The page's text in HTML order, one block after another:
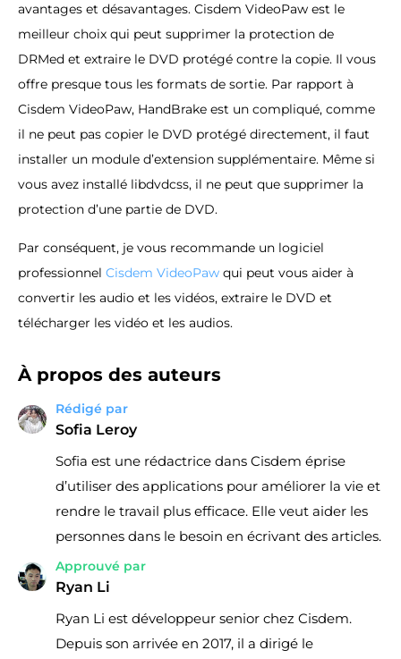
avantages et désavantages. Cisdem VideoPaw est le
meilleur choix qui peut supprimer la protection de
DRMed et extraire le DVD protégé contre la copie. Il vous
offre presque tous les formats de sortie. Par rapport à
Cisdem VideoPaw, HandBrake est un compliqué, comme
il ne peut pas copier le DVD protégé directement, il faut
installer un module d’extension supplémentaire. Même si
vous avez installé libdvdcss, il ne peut que supprimer la
protection d’une partie de DVD.
Par conséquent, je vous recommande un logiciel
professionnel Cisdem VideoPaw qui peut vous aider à
convertir les audio et les vidéos, extraire le DVD et
télécharger les vidéo et les audios.
À propos des auteurs
Rédigé par
Sofia Leroy
Sofia est une rédactrice dans Cisdem éprise
d’utiliser des applications pour améliorer la vie et
rendre le travail plus efficace. Elle veut aider les
personnes dans le besoin en écrivant des articles.
Approuvé par
Ryan Li
Ryan Li est développeur senior chez Cisdem.
Depuis son arrivée en 2017, il a dirigé le